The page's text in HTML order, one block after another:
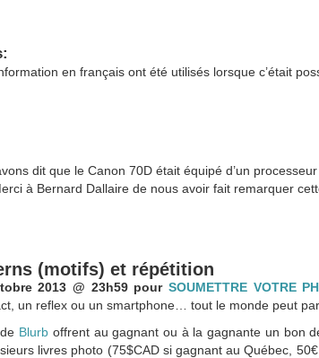
en français ont été utilisés lorsque c’était
dit que le Canon 70D était équipé d’un processeur
à Bernard Dallaire de nous avoir fait remarquer
(motifs) et répétition
2013 @ 23h59 pour SOUMETTRE VOTRE
un reflex ou un smartphone… tout le monde peut
Blurb offrent au gagnant ou à la gagnante un bon
livres photo (75$CAD si gagnant au Québec,